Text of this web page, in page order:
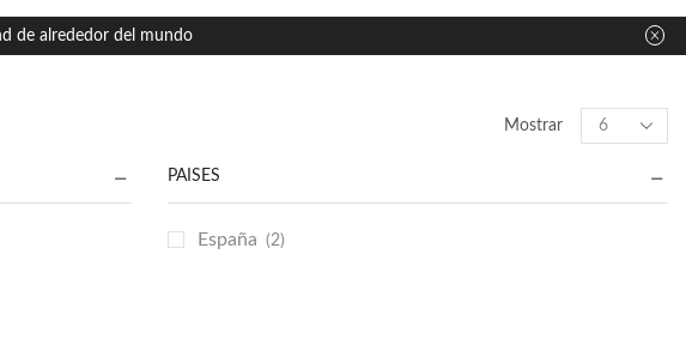
de alrededor del mundo
Mostrar
Products
per
PAÍSES
España (2)